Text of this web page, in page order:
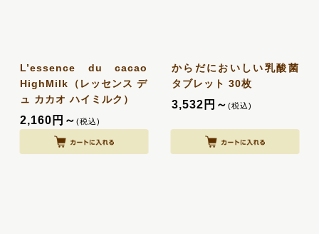
L’essence du cacao
HighMilk（レッセンス デ
ュ カカオ ハイミルク）
2,160 円 ～(税込)
からだにおいしい乳酸菌
タブレット 30枚
3,532 円 ～ (税込)